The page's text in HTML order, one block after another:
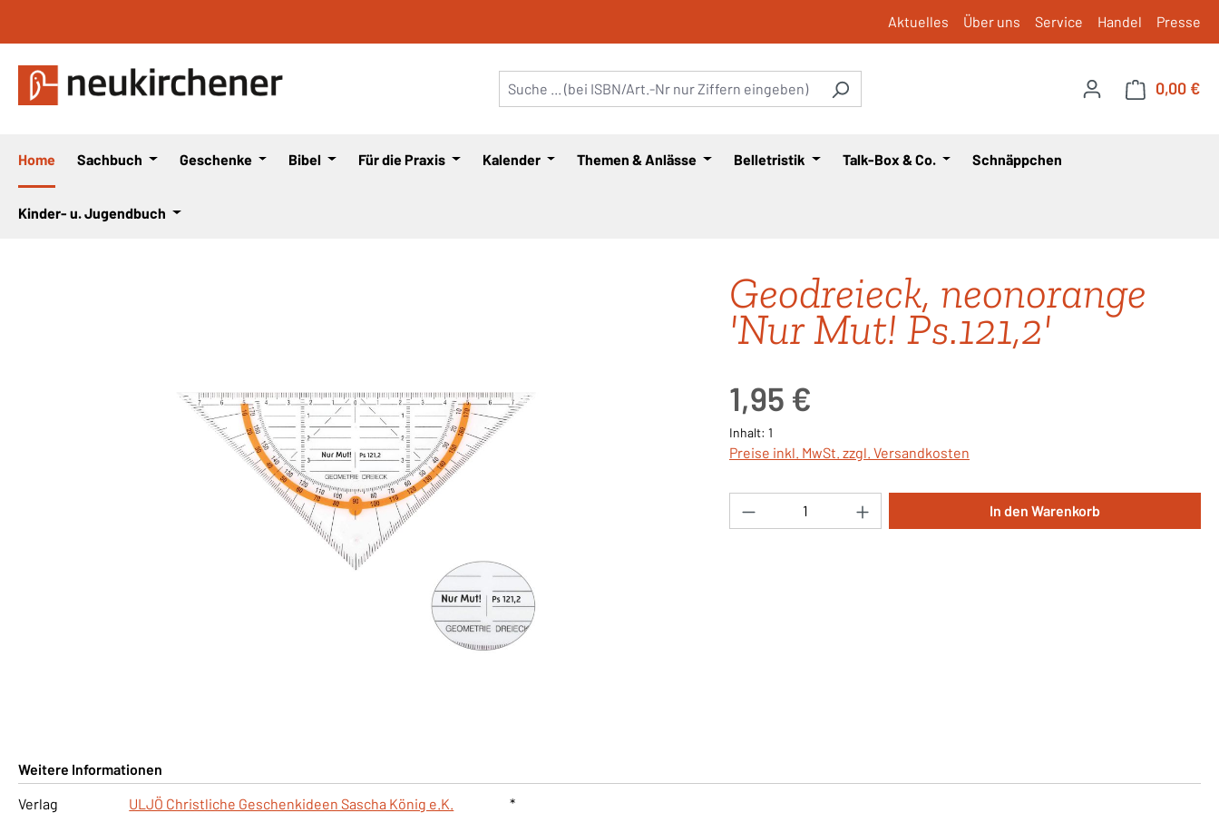
Aktuelles Über uns Service Handel Presse
0,00 €
Home Sachbuch Geschenke Bibel Für die Praxis Kalender Themen & Anlässe Belletristik Talk-Box & Co. Schnäppchen
Kinder- u. Jugendbuch
Geodreieck, neonorange
'Nur Mut! Ps.121,2'
1,95 €
Inhalt: 1
Preise inkl. MwSt. zzgl. Versandkosten
Produkt Anzahl: Gib den gewünschten Wert ein
In den Warenkorb
Weitere Informationen
Verlag
ULJÖ Christliche Geschenkideen Sascha König e.K. *